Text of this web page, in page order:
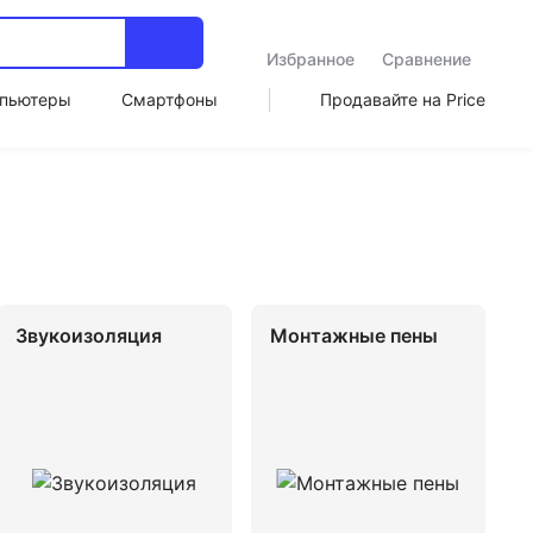
Избранное
Сравнение
Смартфоны Продавайте на Price
Звукоизоляция Монтажные пены